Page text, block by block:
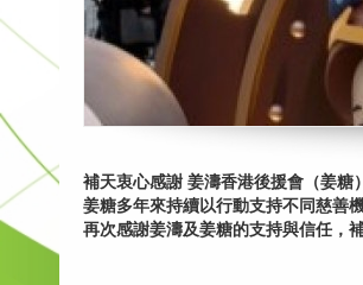
補天衷心感謝 姜濤香港後援會（姜糖
姜糖多年來持續以行動支持不同慈善
再次感謝姜濤及姜糖的支持與信任，